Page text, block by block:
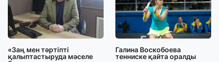
«Заң мен тәртіпті
қалыптастыруда мәселе
Галина Воскобоева
тенниске қайта оралды